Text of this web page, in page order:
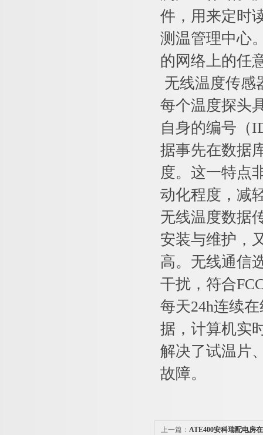
件，用来定时
测温管理中心
的网络上的任
无线温度传感
每个温度探头
自身的编号（
据事先在数据
度。这一特点
动化程度，减
无线温度数据
安装与维护，
高。无线通信
干扰，符合
每天24h连续
据，计算机实
解决了试温片
故障。
上一篇： ATE400安科瑞配电房